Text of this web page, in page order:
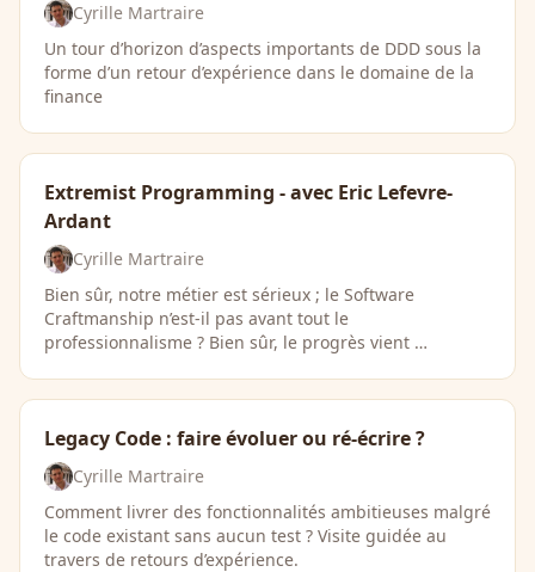
Cyrille Martraire
Un tour d’horizon d’aspects importants de DDD sous la
forme d’un retour d’expérience dans le domaine de la
finance
Extremist Programming - avec Eric Lefevre-
Ardant
Cyrille Martraire
Bien sûr, notre métier est sérieux ; le Software
Craftmanship n’est-il pas avant tout le
professionnalisme ? Bien sûr, le progrès vient …
Legacy Code : faire évoluer ou ré-écrire ?
Cyrille Martraire
Comment livrer des fonctionnalités ambitieuses malgré
le code existant sans aucun test ? Visite guidée au
travers de retours d’expérience.